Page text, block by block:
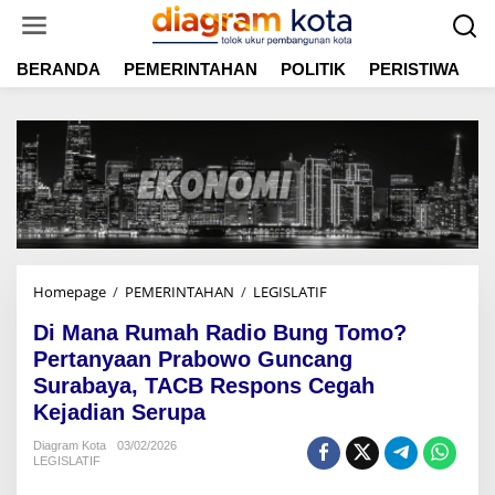
t
BERANDA PEMERINTAHAN POLITIK PERISTIWA
Homepage / PEMERINTAHAN / LEGISLATIF
M
a
a
u
m
Di Mana Rumah Radio Bung Tomo?
Pertanyaan Prabowo Guncang
Surabaya, TACB Respons Cegah
Kejadian Serupa
Diagram Kota
03/02/2026
LEGISLATIF